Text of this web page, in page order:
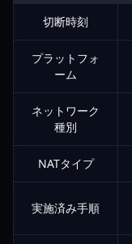
切断時刻
プラットフォ
ーム
ネットワーク
種別
NATタイプ
実施済み手順